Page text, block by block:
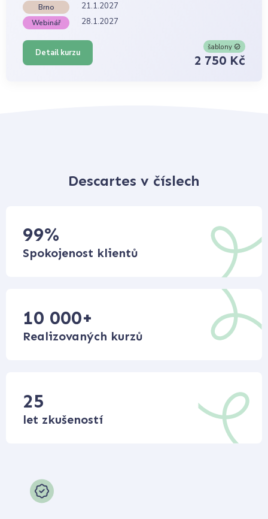
Brno 21.1.2027
Webinář 28.1.2027
Detail kurzu
šablony
2 750 Kč
Descartes v číslech
99%
Spokojenost klientů
10 000+
Realizovaných kurzů
25
let zkušeností